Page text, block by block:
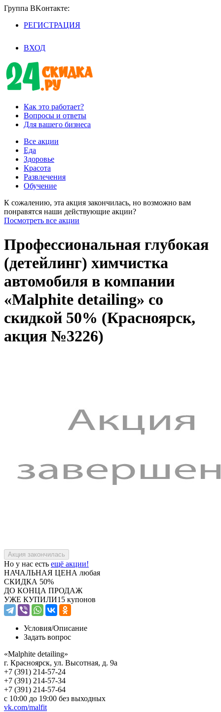
Группа BKoнтaктe:
РЕГИСТРАЦИЯ
ВХОД
Как это работает?
Вопросы и ответы
Для вашего бизнеса
Все акции
Еда
Здоровье
Красота
Развлечения
Обучение
К сожалению, эта акция закончилась, но возможно вам
понравятся наши действующие акции?
Посмотреть все акции
Профессиональная глубокая
(детейлинг) химчистка
автомобиля в компании
«Malphite detailing» со
скидкой 50% (Красноярск,
акция №3226)
Но у нас есть ещё акции!
НАЧАЛЬНАЯ ЦЕНА любая
СКИДКА 50%
ДО КОНЦА ПРОДАЖ
УЖЕ КУПИЛИ15 купонов
Условия/Описание
Задать вопрос
«Malphite detailing»
г. Красноярск, ул. Высотная, д. 9а
+7 (391) 214-57-24
+7 (391) 214-57-34
+7 (391) 214-57-64
с 10:00 до 19:00 без выходных
vk.com/malfit